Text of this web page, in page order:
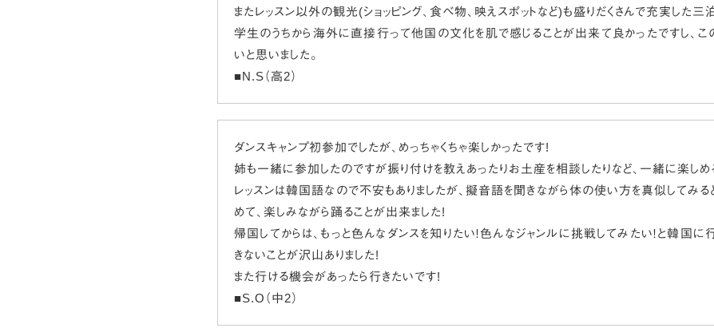
またレッスン以外の観光(ショッピング、食べ物、映えスポットなど)も盛りだくさんで充実した三
学生のうちから海外に直接行って他国の文化を肌で感じることが出来て良かったですし、
いと思いました。
■N.S（高2）
ダンスキャンプ初参加でしたが、めっちゃくちゃ楽しかったです!
姉も一緒に参加したのですが振り付けを教えあったりお土産を相談したりなど、一緒に楽しめ
レッスンは韓国語なので不安もありましたが、擬音語を聞きながら体の使い方を真似してみ
めて、楽しみながら踊ることが出来ました!
帰国してからは、もっと色んなダンスを知りたい！色んなジャンルに挑戦してみたい！と韓国に
きないことが沢山ありました!
また行ける機会があったら行きたいです!
■S.O（中2）